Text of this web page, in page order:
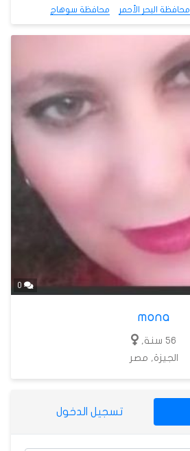
محافظة البحر الأحمر محافظة سوهاج
mona
56 سنة,
الجيزة, مصر
تسجيل الدخول